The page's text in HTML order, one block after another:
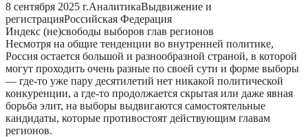
8 сентября 2025 г.АналитикаВыдвижение и
регистрацияРоссийская Федерация
Индекс (не)свободы выборов глав регионов
Несмотря на общие тенденции во внутренней политике,
Россия остается большой и разнообразной страной, в которой
могут проходить очень разные по своей сути и форме выборы
— где-то уже пару десятилетий нет никакой политической
конкуренции, а где-то продолжается скрытая или даже явная
борьба элит, на выборы выдвигаются самостоятельные
кандидаты, которые противостоят действующим главам
регионов.